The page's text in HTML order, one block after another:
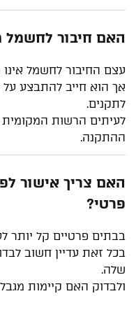
האם חיבור לחשמל
עצם החיבור לחשמל אינו
אך הוא חייב להתבצע
לתקנים.
לעיתים הרשות
ההתקנה.
האם צריך אישור
פרטי?
בבתים פרטיים קל יותר
בכל זאת עדיין חשוב
שלה.
ולבדוק האם קיימות